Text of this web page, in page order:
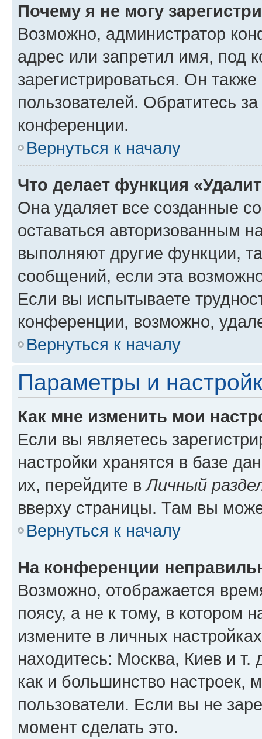
Почему я не могу
Возможно, администратор
адрес или запретил имя, под
зарегистрироваться. Он
пользователей. Обратитесь
конференции.
Вернуться к началу
Что делает функция
Она удаляет все созданные
оставаться авторизованным
выполняют другие функции,
сообщений, если эта
Если вы испытываете
конференции, возможно,
Вернуться к началу
Параметры и
Как мне изменить мои
Если вы являетесь
настройки хранятся в базе
их, перейдите вЛичный
вверху страницы. Там вы
Вернуться к началу
На конференции
Возможно, отображается
поясу, а не к тому, в котором
измените в личных
находитесь: Москва, Киев и т.
как и большинство настроек,
пользователи. Если вы не
момент сделать это.